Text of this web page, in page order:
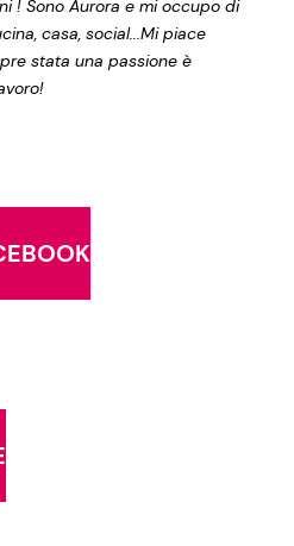
! Sono Aurora e mi occupo di
casa, social...Mi piace
stata una passione è